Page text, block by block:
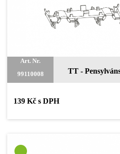
Art. Nr.
99110008
TT -
139 Kč s DPH
Pokračovat v nákupu